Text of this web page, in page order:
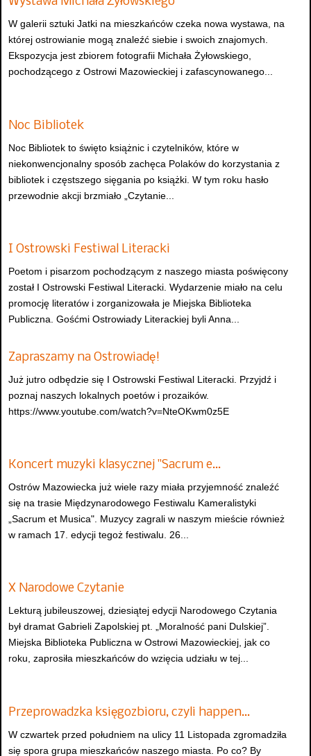
W galerii sztuki Jatki na mieszkańców czeka nowa wystawa, na
której ostrowianie mogą znaleźć siebie i swoich znajomych.
Ekspozycja jest zbiorem fotografii Michała Żyłowskiego,
pochodzącego z Ostrowi Mazowieckiej i zafascynowanego...
Noc Bibliotek
Noc Bibliotek to święto książnic i czytelników, które w
niekonwencjonalny sposób zachęca Polaków do korzystania z
bibliotek i częstszego sięgania po książki. W tym roku hasło
przewodnie akcji brzmiało „Czytanie...
I Ostrowski Festiwal Literacki
Poetom i pisarzom pochodzącym z naszego miasta poświęcony
został I Ostrowski Festiwal Literacki. Wydarzenie miało na celu
promocję literatów i zorganizowała je Miejska Biblioteka
Publiczna. Gośćmi Ostrowiady Literackiej byli Anna...
Zapraszamy na Ostrowiadę!
Już jutro odbędzie się I Ostrowski Festiwal Literacki. Przyjdź i
poznaj naszych lokalnych poetów i prozaików.
https://www.youtube.com/watch?v=NteOKwm0z5E
Koncert muzyki klasycznej "Sacrum e…
Ostrów Mazowiecka już wiele razy miała przyjemność znaleźć
się na trasie Międzynarodowego Festiwalu Kameralistyki
„Sacrum et Musica". Muzycy zagrali w naszym mieście również
w ramach 17. edycji tegoż festiwalu. 26...
X Narodowe Czytanie
Lekturą jubileuszowej, dziesiątej edycji Narodowego Czytania
był dramat Gabrieli Zapolskiej pt. „Moralność pani Dulskiej”.
Miejska Biblioteka Publiczna w Ostrowi Mazowieckiej, jak co
roku, zaprosiła mieszkańców do wzięcia udziału w tej...
Przeprowadzka księgozbioru, czyli happen…
W czwartek przed południem na ulicy 11 Listopada zgromadziła
się spora grupa mieszkańców naszego miasta. Po co? By